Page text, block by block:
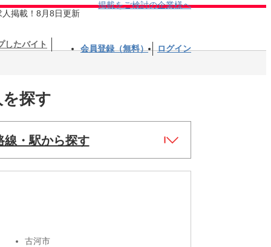
人掲載！8月8日更新
掲載をご検討の企業様へ
したバイト 会員登録（無料） ログイン
探す
・駅から探す
古河市